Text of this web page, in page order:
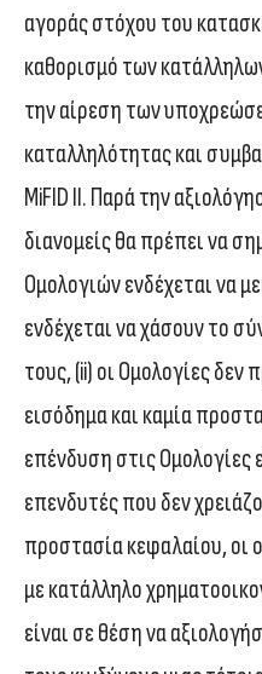
αγοράς στόχου του
καθορισμό των
την αίρεση των
καταλληλότητας και
MiFID II. Παρά την
διανομείς θα πρέπει να
Ομολογιών ενδέχεται να
ενδέχεται να χάσουν το
τους, (ii) οι Ομολογίες
εισόδημα και καμία
επένδυση στις Ομολογίες
επενδυτές που δεν
προστασία κεφαλαίου, οι
με κατάλληλο
είναι σε θέση να